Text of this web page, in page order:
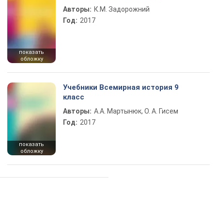
показать
обложку
Авторы: К.М. Задорожний
Год: 2017
показать
обложку
Учебники Всемирная история 9
класс
Авторы: А.А. Мартынюк, О. А. Гисем
Год: 2017